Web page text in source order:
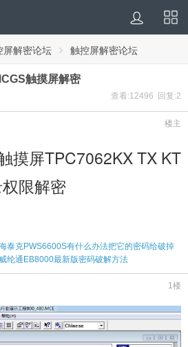
屏解密论坛 › 触控屏解密论坛
触摸屏解密
查看:12496 回复:2
楼主
摸屏TPC7062KX TX KT
限解密
泰克PWS6600S有什么办法把它的密码给破掉
威纶通EB8000最新版密码破解方法
1楼